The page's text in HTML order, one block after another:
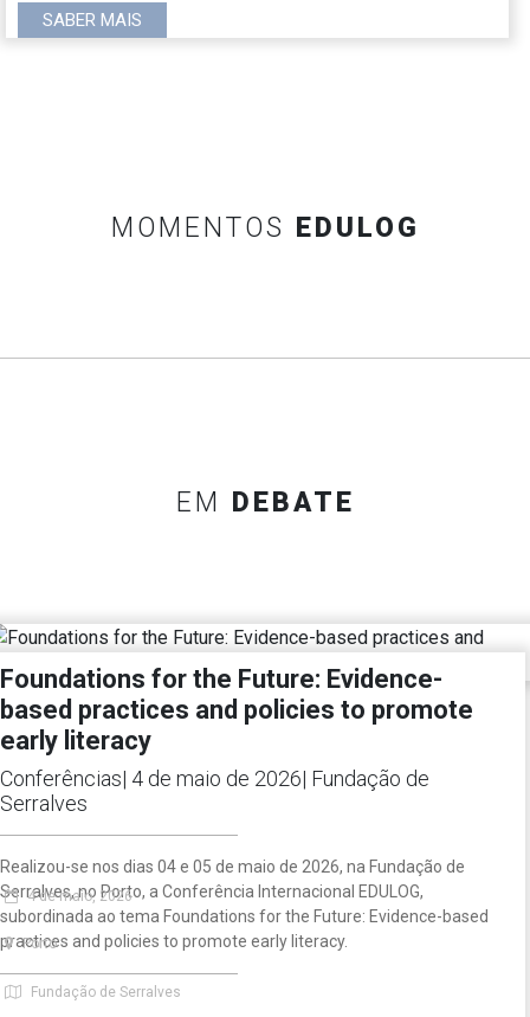
SABER MAIS
MOMENTOS EDULOG
EM DEBATE
Foundations for the Future: Evidence-
based practices and policies to promote
early literacy
Conferências| 4 de maio de 2026| Fundação de
Serralves
Realizou-se nos dias 04 e 05 de maio de 2026, na Fundação de
Serralves, no Porto, a Conferência Internacional EDULOG,
subordinada ao tema Foundations for the Future: Evidence-based
practices and policies to promote early literacy.
4 de maio, 2026
Porto
Fundação de Serralves